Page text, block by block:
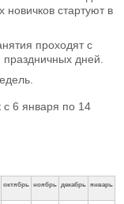
стартуют в
проходят с
дней.
с 6 января по 14
октябрь ноябрь декабрь январь